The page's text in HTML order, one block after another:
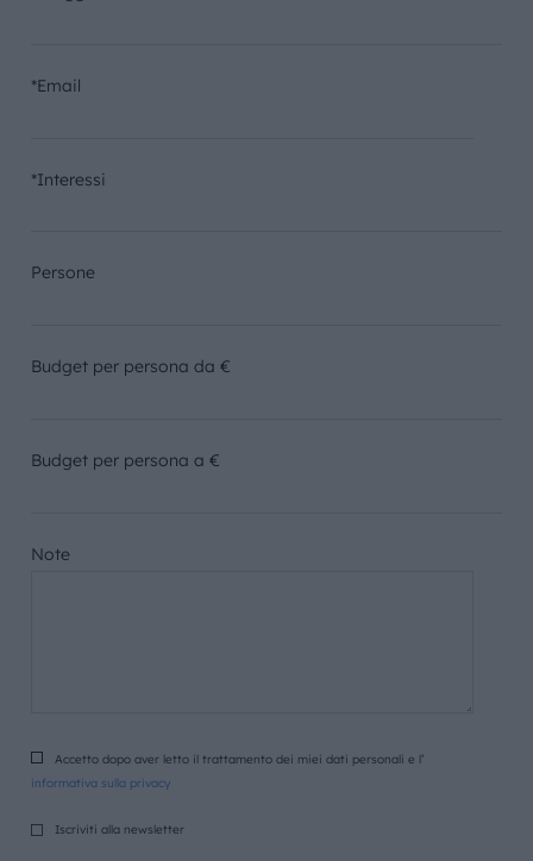
*Email
*Interessi
Persone
Budget per persona da €
Budget per persona a €
Note
Accetto dopo aver letto il trattamento dei miei dati personali e l’
informativa sulla privacy
Iscriviti alla newsletter